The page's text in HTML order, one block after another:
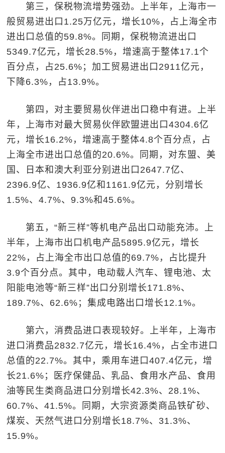
第三，保税物流增势强劲。上半年，上海市一
般贸易进出口1.25万亿元，增长10%，占上海全市
进出口总值的59.8%。同期，保税物流进出口
5349.7亿元，增长28.5%，增速高于整体17.1个
百分点，占25.6%；加工贸易进出口2911亿元，
下降6.3%，占13.9%。
第四，对主要贸易伙伴进出口稳中有进。上半
年，上海市对最大贸易伙伴欧盟进出口4304.6亿
元，增长16.2%，增速高于整体4.8个百分点，占
上海全市进出口总值的20.6%。同期，对东盟、美
国、日本和澳大利亚分别进出口2647.7亿、
2396.9亿、1936.9亿和1161.9亿元，分别增长
1.5%、4.7%、9.3%和45.6%。
第五，“新三样”等机电产品出口动能充沛。上
半年，上海市出口机电产品5895.9亿元，增长
22%，占上海全市出口总值的69.7%，占比提升
3.9个百分点。其中，电动载人汽车、锂电池、太
阳能电池等“新三样”出口分别增长171.8%、
189.7%、62.6%；集成电路出口增长12.1%。
第六，消费品进口表现较好。上半年，上海市
进口消费品2832.7亿元，增长16.4%，占全市进口
总值的22.7%。其中，乘用车进口407.4亿元，增
长21.6%；医疗保健品、乳品、食用水产品、食用
油等民生类商品进口分别增长42.3%、28.1%、
60.7%、41.5%。同期，大宗资源类商品铁矿砂、
煤炭、天然气进口分别增长18.7%、31.3%、
15.9%。